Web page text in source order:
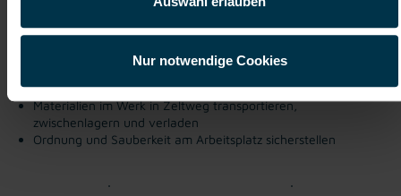
Nur notwendige Cookies
Ein- und Auslagerungstätigkeiten sowie Verwaltung von
Lagerplätzen übernehmen
Be- und Entladen von Waggons und LKWs inklusive
Ladungssicherung
Materialien im Werk in Zeltweg transportieren,
zwischenlagern und verladen
Ordnung und Sauberkeit am Arbeitsplatz sicherstellen